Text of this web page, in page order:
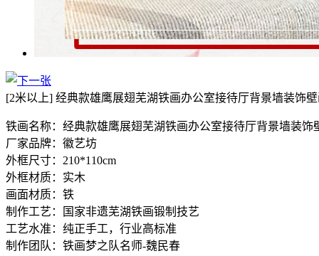
[2米以上] 经典款雄鹰展翅芜湖铁画办公室接待厅背景墙装饰
铁画名称：经典款雄鹰展翅芜湖铁画办公室接待厅背景墙装饰
厂家品牌：徽艺坊
外框尺寸：210*110cm
外框材质：实木
画面材质：铁
制作工艺：国家非遗芜湖铁画锻制技艺
工艺水准：纯正手工，行业高标准
制作团队：铁画梦之队名师-魏民春